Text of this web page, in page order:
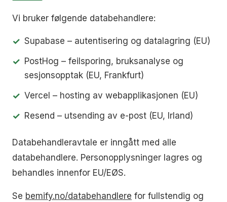
Vi bruker følgende databehandlere:
Supabase – autentisering og datalagring (EU)
PostHog – feilsporing, bruksanalyse og
sesjonsopptak (EU, Frankfurt)
Vercel – hosting av webapplikasjonen (EU)
Resend – utsending av e-post (EU, Irland)
Databehandleravtale er inngått med alle
databehandlere. Personopplysninger lagres og
behandles innenfor EU/EØS.
Se bemify.no/databehandlere for fullstendig og